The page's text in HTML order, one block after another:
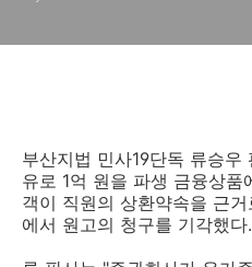
부산지법 민사19단독 류승우
유로 1억 원을 파생 금융상
객이 직원의 상환약속을 근
에서 원고의 청구를 기각했다.